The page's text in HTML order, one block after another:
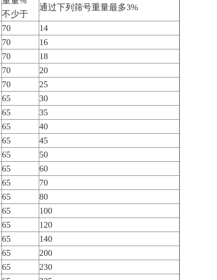
不少于
通过下列筛号重量最多3%
70
14
70
16
70
18
70
20
70
25
65
30
65
35
65
40
65
45
65
50
65
60
65
70
65
80
65
100
65
120
65
140
65
200
65
230